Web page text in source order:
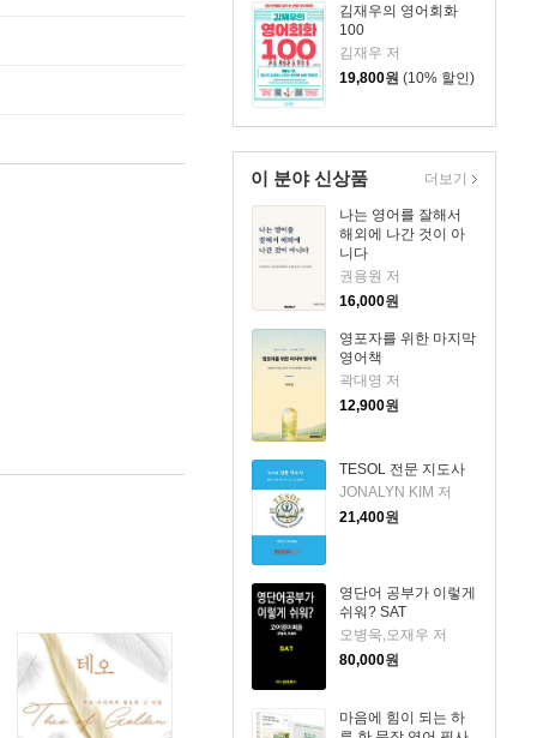
김재우의 영어회화
100
김재우 저
19,800원 (10% 할인)
이 분야 신상품
나는 영어를 잘해서
해외에 나간 것이 아
니다
권용원 저
16,000원
영포자를 위한 마지막
영어책
곽대영 저
12,900원
TESOL 전문 지도사
JONALYN KIM 저
21,400원
영단어 공부가 이렇게
쉬워? SAT
오병욱,오재우 저
80,000원
마음에 힘이 되는 하
더보기